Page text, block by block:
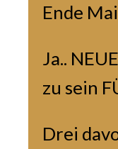
Ende
Ja..
zu sein
Drei